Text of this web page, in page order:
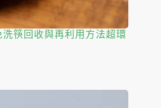
筷回收與再利用方法超環